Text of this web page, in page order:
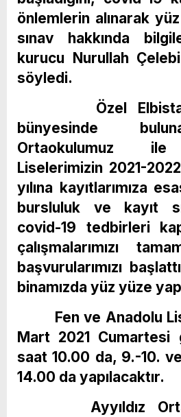
önlemlerin alınarak
sınav hakkında
kurucu Nurullah
söyledi.
Özel Elbistan
bünyesinde
Ortaokulumuz ile
Liselerimizin 2021-
yılına kayıtlarımıza
bursluluk ve kayıt
covid-19 tedbirleri
çalışmalarımızı
başvurularımızı
binamızda yüz yüze
Fen ve Anadolu
Mart 2021 Cumartesi
saat 10.00 da, 9.-10. ve
14.00 da yapılacaktır.
Ayyıldız